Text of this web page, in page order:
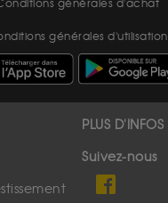
générales d'achat
générales d'utilisation
PLUS D'INFOS
Suivez-nous